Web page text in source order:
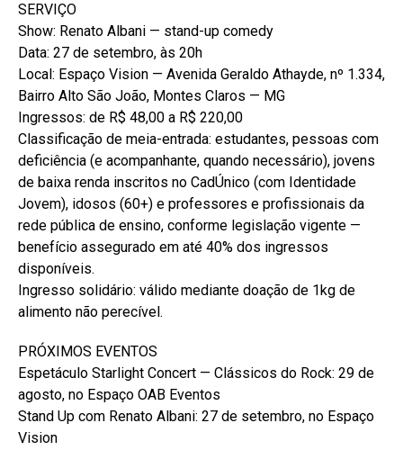
SERVIÇO
Show: Renato Albani — stand-up comedy
Data: 27 de setembro, às 20h
Local: Espaço Vision — Avenida Geraldo Athayde, nº 1.334,
Bairro Alto São João, Montes Claros — MG
Ingressos: de R$ 48,00 a R$ 220,00
Classificação de meia-entrada: estudantes, pessoas com
deficiência (e acompanhante, quando necessário), jovens
de baixa renda inscritos no CadÚnico (com Identidade
Jovem), idosos (60+) e professores e profissionais da
rede pública de ensino, conforme legislação vigente —
benefício assegurado em até 40% dos ingressos
disponíveis.
Ingresso solidário: válido mediante doação de 1kg de
alimento não perecível.
PRÓXIMOS EVENTOS
Espetáculo Starlight Concert — Clássicos do Rock: 29 de
agosto, no Espaço OAB Eventos
Stand Up com Renato Albani: 27 de setembro, no Espaço
Vision